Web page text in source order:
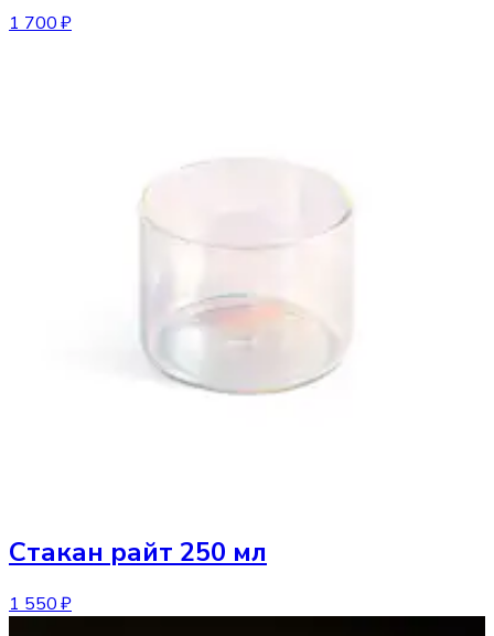
1 700 ₽
Стакан райт 250 мл
1 550 ₽